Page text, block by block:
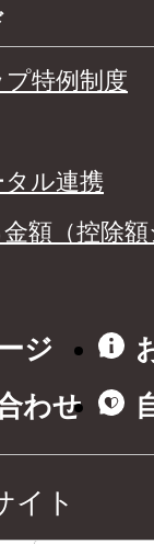
特例制度
ル連携
額（控除
ジ
わせ
イト